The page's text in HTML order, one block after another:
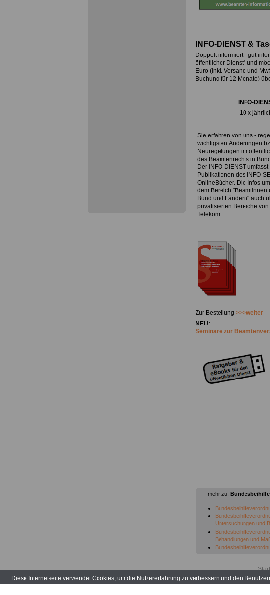
...
INFO-DIENST &
Doppelt informiert - gut
öffentlicher Dienst" und
Euro (inkl. Versand und
Buchung für 12 Monate)
INFO-
10 x
Sie erfahren von uns -
wichtigsten Änderungen
Neuregelungen im
des Beamtenrechts in
Der INFO-DIENST
Publikationen des INFO-
OnlineBücher. Die Infos
dem Bereich "Beamtinnen
Bund und Ländern" auch
privatisierten Bereiche von
Telekom.
Zur Bestellung >>>weiter
NEU:
Seminare zur
mehr zu:
Untersuchungen und
Behandlungen und
Diese Internetseite verwendet Cookies, um die Nutzererfahrung zu verbessern und den